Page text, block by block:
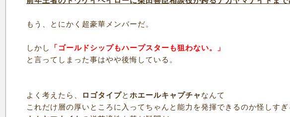
もう、とにかく超豪華メンバーだ。
しかし
「ゴールドシップもハープスターも狙わない。」
と言ってしまった事はやや後悔している。
よく考えたら、 ロゴタイプとホエールキャプチャ なんて
これだけ層の厚いところに入ってちゃんと能力を発揮できるのか怪しす